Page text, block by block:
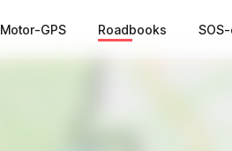
Motor-GPS Roadbooks